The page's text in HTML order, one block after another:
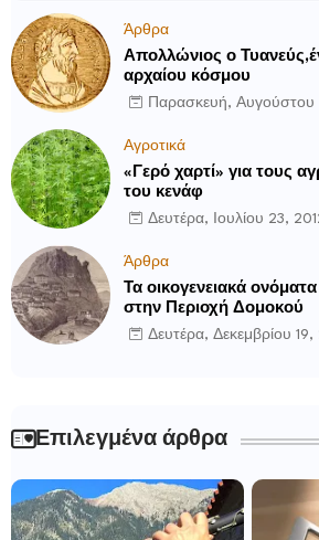
Άρθρα
Απολλώνιος ο
αρχαίου κόσμου
Παρασκευή, Αυγούστου
Αγροτικά
«Γερό χαρτί» για τους
του κενάφ
Δευτέρα, Ιουλίου 23,
Άρθρα
Τα οικογενειακά
στην Περιοχή Δομοκού
Δευτέρα, Δεκεμβρίου 19,
Επιλεγμένα άρθρα